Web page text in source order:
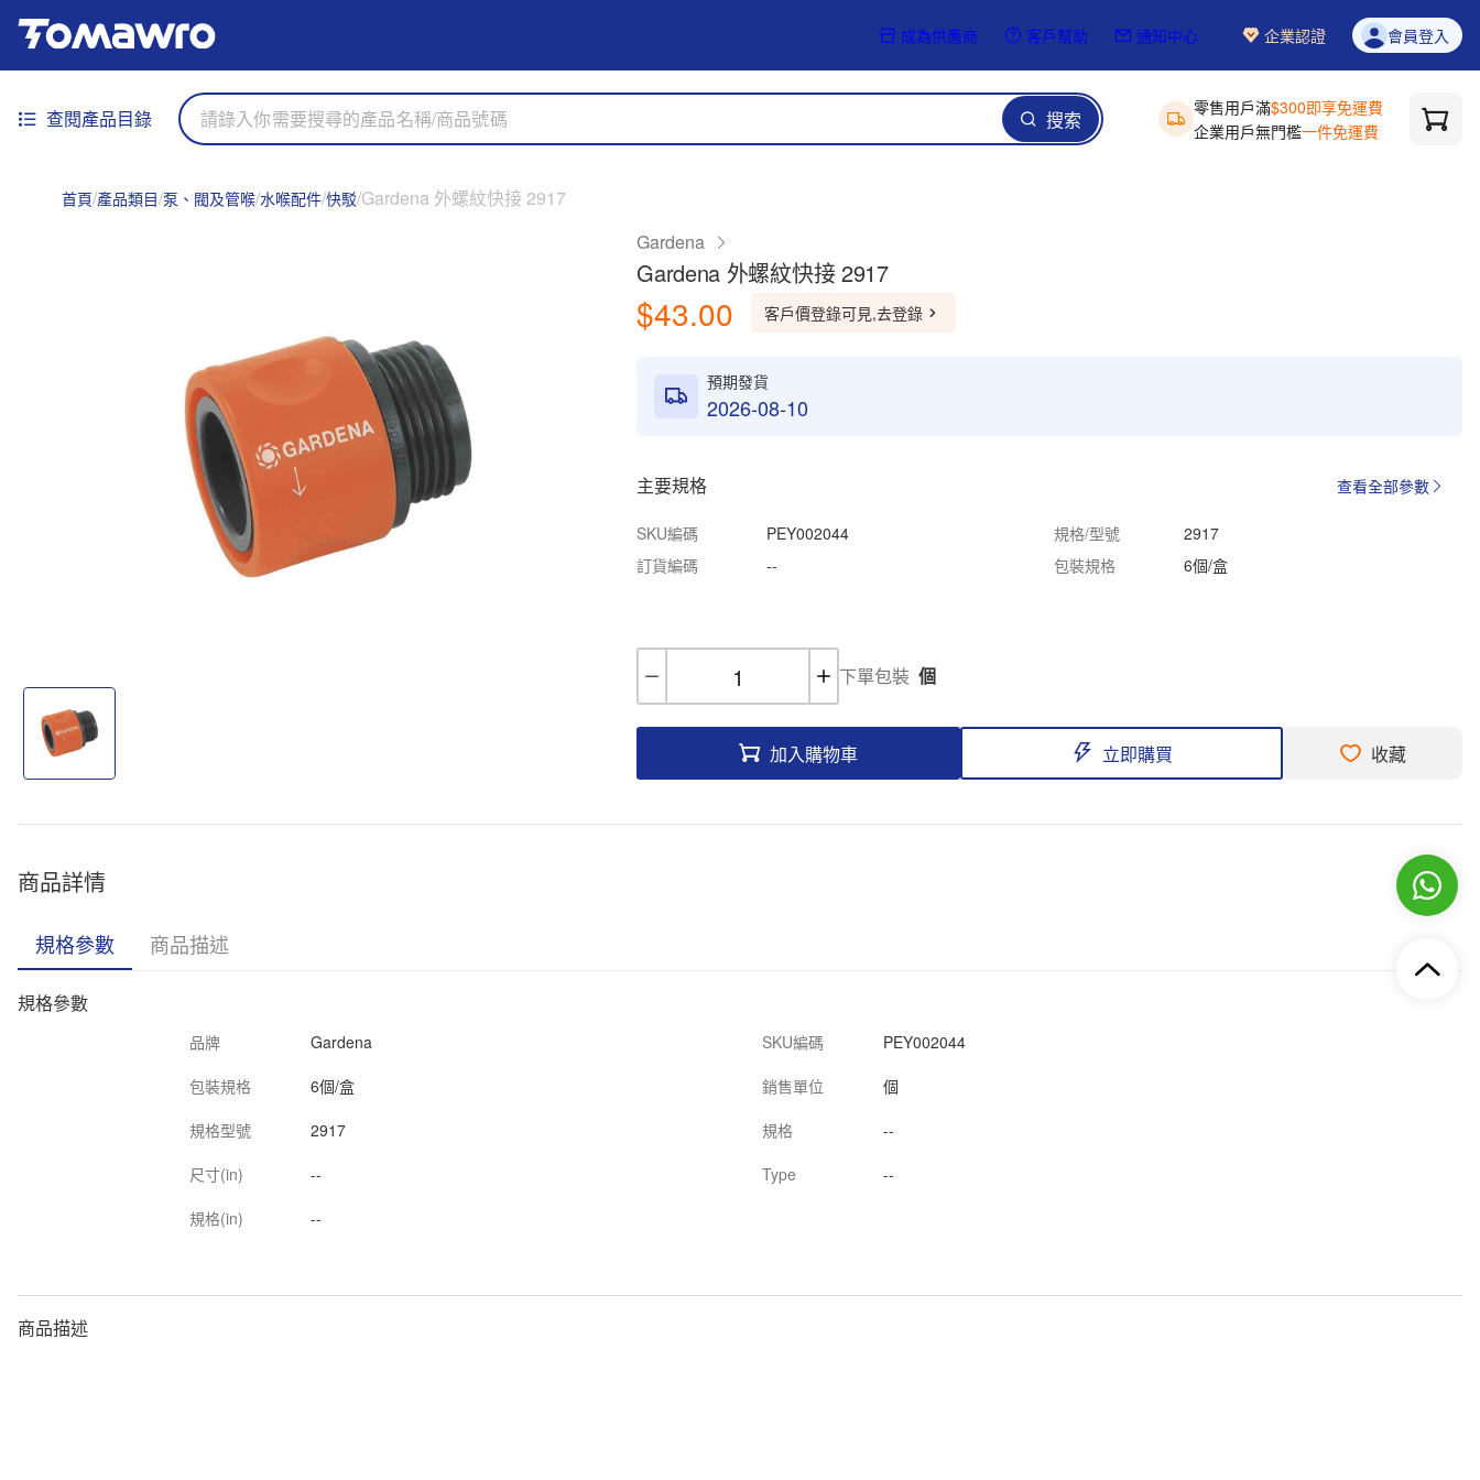
成為供應商 客戶幫助 通知中心 企業認證 會員登入
查閱產品目錄 搜索 零售用戶滿$300即享免運費
企業用戶無門檻一件免運費
首頁 產品類目 泵、閥及管喉 水喉配件 快駁 Gardena 外螺紋快接 2917
Gardena
Gardena 外螺紋快接 2917
$43.00 客戶價登錄可見,去登錄
預期發貨
2026-08-10
主要規格 查看全部參數
SKU編碼 PEY002044 規格/型號
2917
訂貨編碼
-- 包裝規格 6個/盒
下單包裝 個
加入購物車 立即購買 收藏
商品詳情
規格參數 商品描述
規格參數
品牌 Gardena SKU編碼
PEY002044
包裝規格
6個/盒 銷售單位
個
規格型號
2917 規格
--
尺寸(in)
-- Type
--
規格(in)
--
商品描述